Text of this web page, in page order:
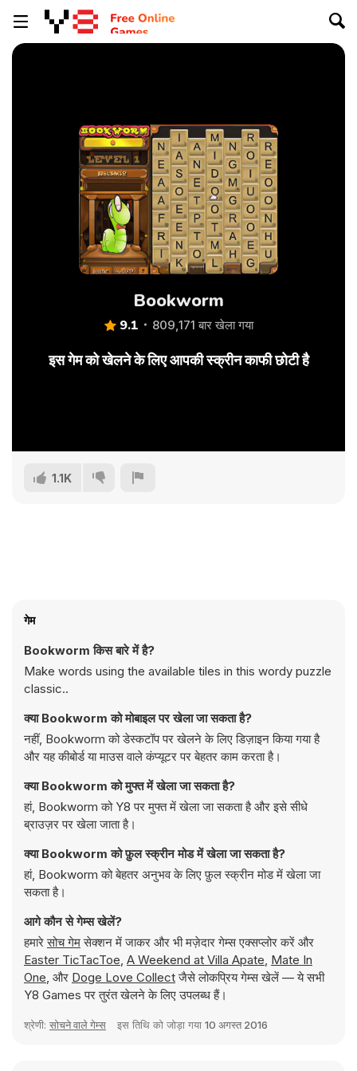
Bookworm
9.1 809,171 बार खेला गया
इस गेम को खेलने के लिए आपकी स्क्रीन काफी छोटी है
1.1K
गेम
Bookworm किस बारे में है?
Make words using the available tiles in this wordy puzzle
classic..
क्या Bookworm को मोबाइल पर खेला जा सकता है?
नहीं, Bookworm को डेस्कटॉप पर खेलने के लिए डिज़ाइन किया गया है
और यह कीबोर्ड या माउस वाले कंप्यूटर पर बेहतर काम करता है।
क्या Bookworm को मुफ्त में खेला जा सकता है?
हां, Bookworm को Y8 पर मुफ्त में खेला जा सकता है और इसे सीधे
ब्राउज़र पर खेला जाता है।
क्या Bookworm को फ़ुल स्क्रीन मोड में खेला जा सकता है?
हां, Bookworm को बेहतर अनुभव के लिए फ़ुल स्क्रीन मोड में खेला जा
सकता है।
आगे कौन से गेम्स खेलें?
हमारेसोच गेमसेक्शन में जाकर और भी मज़ेदार गेम्स एक्सप्लोर करें और
Easter TicTacToe, A Weekend at Villa Apate, Mate In
One, और Doge Love Collectजैसे लोकप्रिय गेम्स खेलें — ये सभी
Y8 Games पर तुरंत खेलने के लिए उपलब्ध हैं।
श्रेणी: सोचने वाले गेम्स इस तिथि को जोड़ा गया 10 अगस्त 2016